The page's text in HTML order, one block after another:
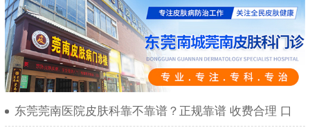
东莞莞南医院皮肤科靠不靠谱？正规靠谱 收费合理 口